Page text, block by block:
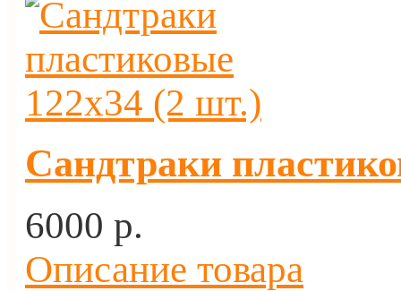
Сандтраки
6000 p.
Описание товара